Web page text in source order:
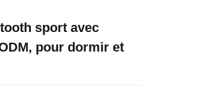
sport avec
pour dormir et